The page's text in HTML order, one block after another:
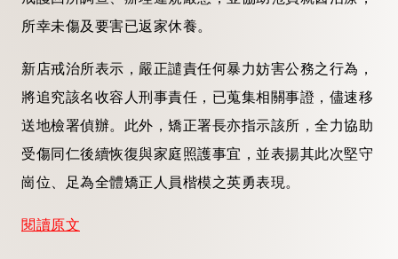
所幸未傷及要害已返家休養。
新店戒治所表示，嚴正譴責任何暴力妨害公務之行為，
將追究該名收容人刑事責任，已蒐集相關事證，儘速移
送地檢署偵辦。此外，矯正署長亦指示該所，全力協助
受傷同仁後續恢復與家庭照護事宜，並表揚其此次堅守
崗位、足為全體矯正人員楷模之英勇表現。
閱讀原文